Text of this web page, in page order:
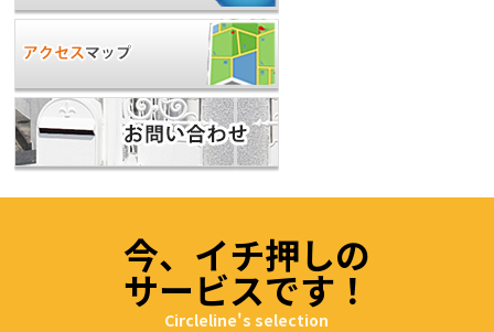
今、イチ押しの
サービスです！
Circleline's selection